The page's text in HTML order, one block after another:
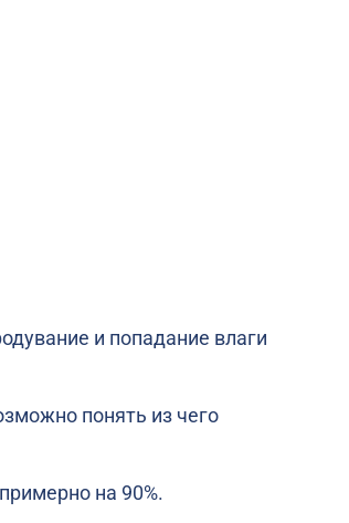
и попадание влаги
понять из чего
на 90%.